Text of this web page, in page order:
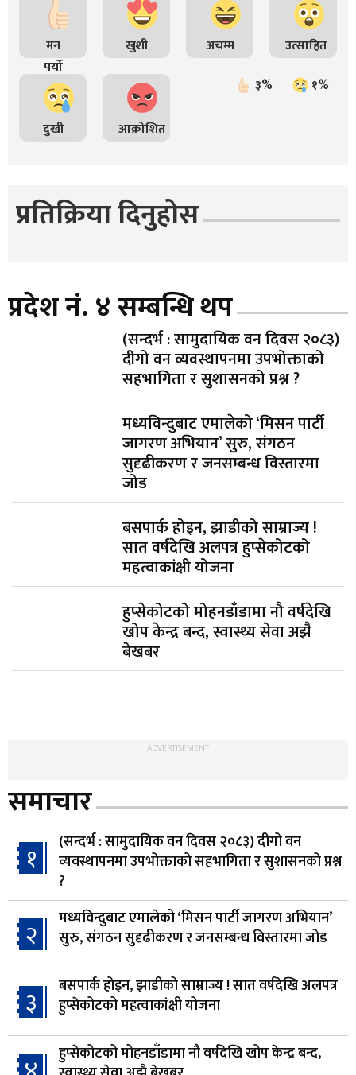
मन
पर्यो
खुशी अचम्म उत्साहित
दुखी आक्रोशित
३% १%
प्रतिक्रिया दिनुहोस
प्रदेश नं. ४ सम्बन्धि थप
(सन्दर्भ : सामुदायिक वन दिवस २०८३)
दीगो वन व्यवस्थापनमा उपभोक्ताको
सहभागिता र सुशासनको प्रश्न ?
मध्यविन्दुबाट एमालेको ‘मिसन पार्टी
जागरण अभियान’ सुरु, संगठन
सुदृढीकरण र जनसम्बन्ध विस्तारमा
जोड
बसपार्क होइन, झाडीको साम्राज्य !
सात वर्षदेखि अलपत्र हुप्सेकोटको
महत्वाकांक्षी योजना
हुप्सेकोटको मोहनडाँडामा नौ वर्षदेखि
खोप केन्द्र बन्द, स्वास्थ्य सेवा अझै
बेखबर
ADVERTISEMENT
समाचार
१
(सन्दर्भ : सामुदायिक वन दिवस २०८३) दीगो वन
व्यवस्थापनमा उपभोक्ताको सहभागिता र सुशासनको प्रश्न
?
२
मध्यविन्दुबाट एमालेको ‘मिसन पार्टी जागरण अभियान’
सुरु, संगठन सुदृढीकरण र जनसम्बन्ध विस्तारमा जोड
३
बसपार्क होइन, झाडीको साम्राज्य ! सात वर्षदेखि अलपत्र
हुप्सेकोटको महत्वाकांक्षी योजना
हुप्सेकोटको मोहनडाँडामा नौ वर्षदेखि खोप केन्द्र बन्द,